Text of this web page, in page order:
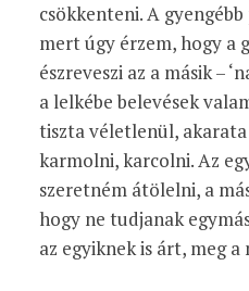
csökkenteni. A
mert úgy érzem, hogy a
észreveszi az a másik –
a lelkébe belevések
tiszta véletlenül,
karmolni, karcolni. Az
szeretném átölelni, a
hogy ne tudjanak
az egyiknek is árt, meg a